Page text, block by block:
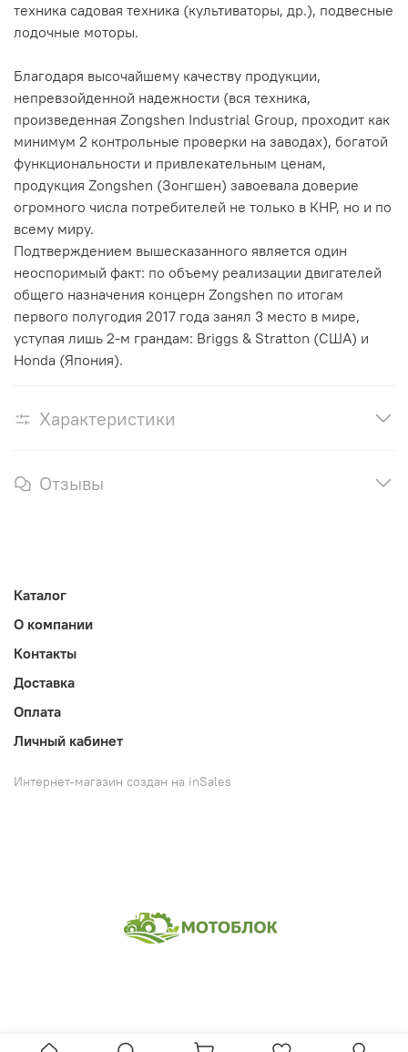
техника садовая техника (культиваторы, др.), подвесные
лодочные моторы.
Благодаря высочайшему качеству продукции,
непревзойденной надежности (вся техника,
произведенная Zongshen Industrial Group, проходит как
минимум 2 контрольные проверки на заводах), богатой
функциональности и привлекательным ценам,
продукция Zongshen (Зонгшен) завоевала доверие
огромного числа потребителей не только в КНР, но и по
всему миру.
Подтверждением вышесказанного является один
неоспоримый факт: по объему реализации двигателей
общего назначения концерн Zongshen по итогам
первого полугодия 2017 года занял 3 место в мире,
уступая лишь 2-м грандам: Briggs & Stratton (США) и
Honda (Япония).
Характеристики
Отзывы
Каталог
О компании
Контакты
Доставка
Оплата
Личный кабинет
Интернет-магазин создан на inSales